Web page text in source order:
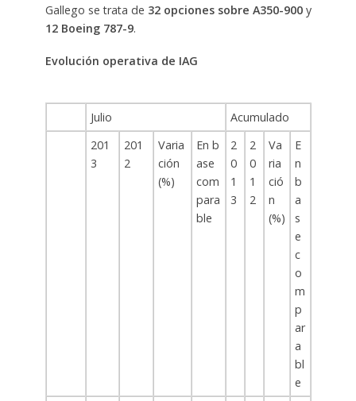
Gallego se trata de 32 opciones sobre A350-900y
12 Boeing 787-9.
Evolución operativa de IAG
Julio
Acumulado
201
3
201
2
Varia
ción
(%)
En b
ase
com
para
ble
2
0
1
3
2
0
1
2
Va
ria
ció
n
(%)
E
n
b
a
s
e
c
o
m
p
ar
a
bl
e